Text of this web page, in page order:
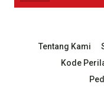
Tentang Kami
Kode